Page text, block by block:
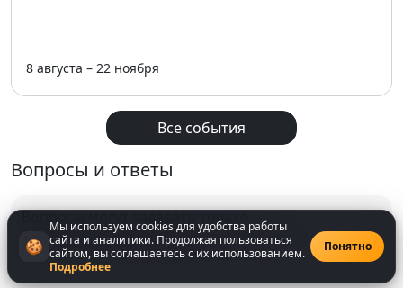
8 августа – 22 ноября
Все события
Вопросы и ответы
Вопросы могут задавать только
зарегистрированнныепользователи
🍪
Мы используем cookies для удобства работы
сайта и аналитики. Продолжая пользоваться
сайтом, вы соглашаетесь с их использованием.
Подробнее
Понятно